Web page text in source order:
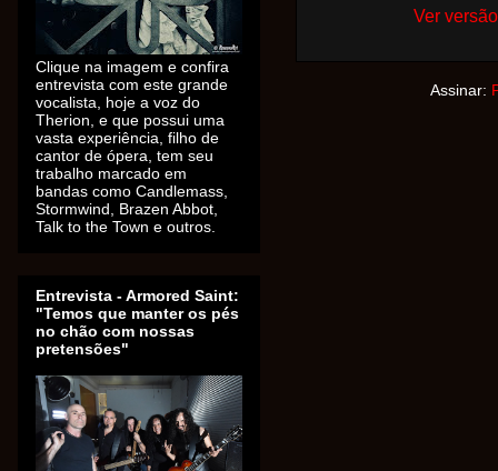
Ver
Assinar:
Clique na imagem e confira
entrevista com este grande
vocalista, hoje a voz do
Therion, e que possui uma
vasta experiência, filho de
cantor de ópera, tem seu
trabalho marcado em
bandas como Candlemass,
Stormwind, Brazen Abbot,
Talk to the Town e outros.
Entrevista - Armored Saint:
"Temos que manter os pés
no chão com nossas
pretensões"